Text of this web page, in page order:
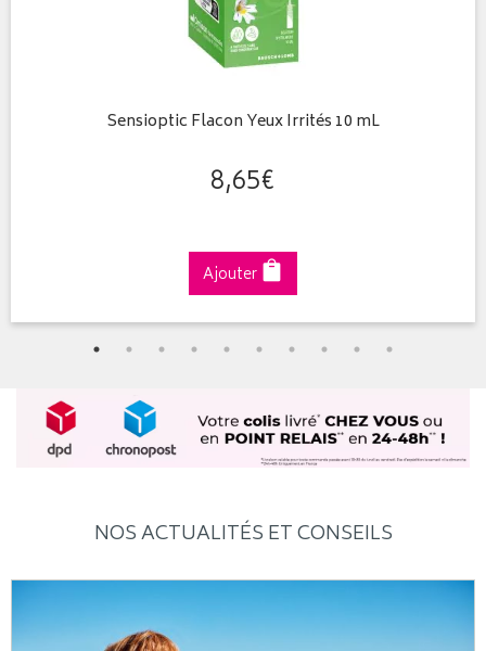
Sensioptic Flacon Yeux Irrités 10 mL
8,65€
Ajouter
NOS ACTUALITÉS ET CONSEILS